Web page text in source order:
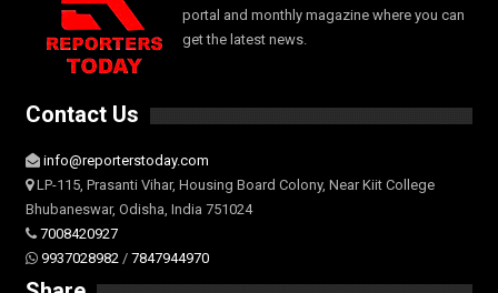
portal and monthly magazine where you can
get the latest news.
Contact Us
info@reporterstoday.com
LP-115, Prasanti Vihar, Housing Board Colony, Near Kiit College
Bhubaneswar, Odisha, India 751024
7008420927
9937028982 / 7847944970